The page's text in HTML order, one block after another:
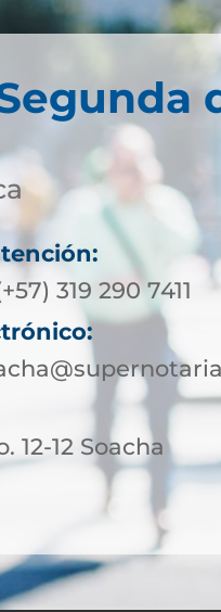
319 290 7411
12-12 Soacha